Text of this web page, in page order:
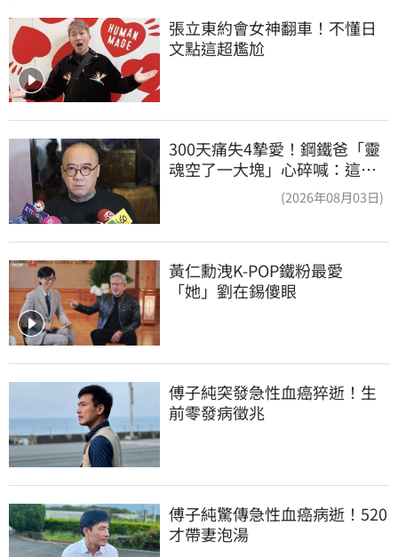
張立東約會女神翻車！不懂日
文點這超尷尬
300天痛失4摯愛！鋼鐵爸「靈
魂空了一大塊」心碎喊：這輩
(2026年08月03日)
黃仁勳洩K-POP鐵粉最愛
「她」劉在錫傻眼
傅子純突發急性血癌猝逝！生
前零發病徵兆
傅子純驚傳急性血癌病逝！520
才帶妻泡湯